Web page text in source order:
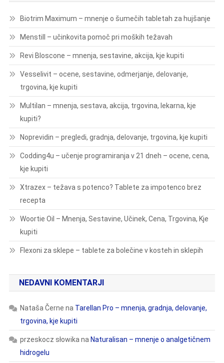
Biotrim Maximum – mnenje o šumečih tabletah za hujšanje
Menstill – učinkovita pomoč pri moških težavah
Revi Bloscone – mnenja, sestavine, akcija, kje kupiti
Vesselivit – ocene, sestavine, odmerjanje, delovanje,
trgovina, kje kupiti
Multilan – mnenja, sestava, akcija, trgovina, lekarna, kje
kupiti?
Noprevidin – pregledi, gradnja, delovanje, trgovina, kje kupiti
Codding4u – učenje programiranja v 21 dneh – ocene, cena,
kje kupiti
Xtrazex – težava s potenco? Tablete za impotenco brez
recepta
Woortie Oil – Mnenja, Sestavine, Učinek, Cena, Trgovina, Kje
kupiti
Flexoni za sklepe – tablete za bolečine v kosteh in sklepih
NEDAVNI KOMENTARJI
Nataša Černe na Tarellan Pro – mnenja, gradnja, delovanje,
trgovina, kje kupiti
przeskocz słowika na Naturalisan – mnenje o analgetičnem
hidrogelu